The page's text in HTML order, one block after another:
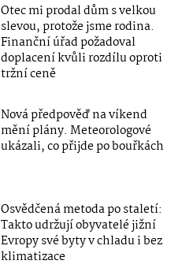
Otec mi prodal dům s velkou
slevou, protože jsme rodina.
Finanční úřad požadoval
doplacení kvůli rozdílu oproti
tržní ceně
Nová předpověď na víkend
mění plány. Meteorologové
ukázali, co přijde po bouřkách
Osvědčená metoda po staletí:
Takto udržují obyvatelé jižní
Evropy své byty v chladu i bez
klimatizace